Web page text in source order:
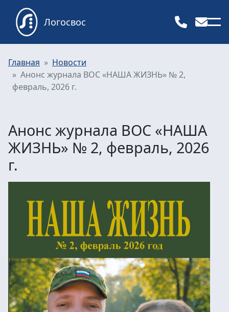
Логосвос
Главная
Новости
Анонс журнала ВОС «НАША ЖИЗНЬ» № 2,
февраль, 2026 г.
Анонс журнала ВОС «НАША
ЖИЗНЬ» № 2, февраль, 2026
г.